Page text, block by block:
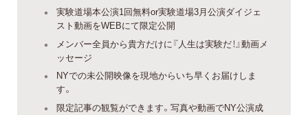
実験道場本公演1回無料or実験道場3月公演ダイジェ
スト動画をWEBにて限定公開
メンバー全員から貴方だけに『人生は実験だ！』動画メ
ッセージ
NYでの未公開映像を現地からいち早くお届けしま
す。
限定記事の観覧ができます。写真や動画でNY公演成